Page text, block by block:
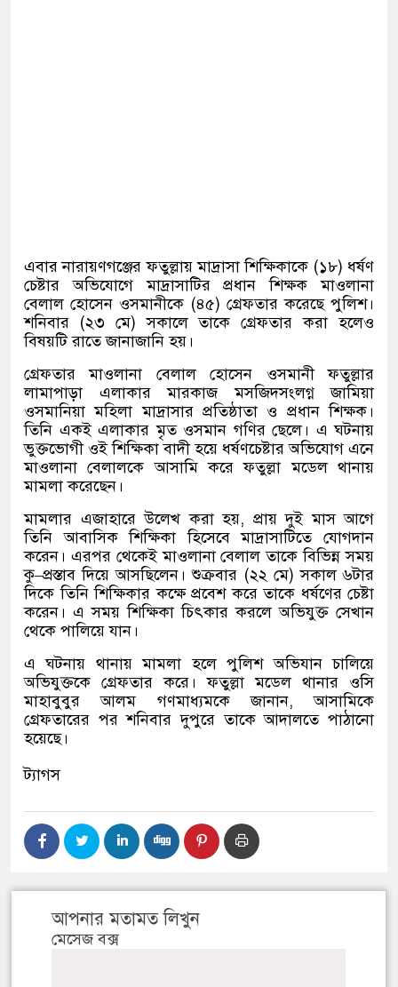
এবার নারায়ণগঞ্জের ফতুল্লায় মাদ্রাসা শিক্ষিকাকে (১৮)ধর্ষণ
চেষ্টার অভিযোগে মাদ্রাসাটির প্রধান শিক্ষক মাওলানা
বেলাল হোসেন ওসমানীকে (৪৫) গ্রেফতার করেছে পুলিশ।
শনিবার (২৩ মে)সকালে তাকে গ্রেফতার করা হলেও
বিষয়টি রাতে জানাজানি হয়।
গ্রেফতার মাওলানা বেলাল হোসেন ওসমানী ফতুল্লার
লামাপাড়া এলাকার মারকাজ মসজিদসংলগ্ন জামিয়া
ওসমানিয়া মহিলা মাদ্রাসার প্রতিষ্ঠাতা ও প্রধান শিক্ষক।
তিনি একই এলাকার মৃত ওসমান গণির ছেলে। এ ঘটনায়
ভুক্তভোগী ওই শিক্ষিকা বাদী হয়ে ধর্ষণচেষ্টার অভিযোগ এনে
মাওলানা বেলালকে আসামি করে ফতুল্লা মডেল থানায়
মামলা করেছেন।
মামলার এজাহারে উলেখ করা হয়, প্রায় দুই মাস আগে
তিনি আবাসিক শিক্ষিকা হিসেবে মাদ্রাসাটিতে যোগদান
করেন। এরপর থেকেই মাওলানা বেলাল তাকে বিভিন্ন সময়
কু–প্রস্তাব দিয়ে আসছিলেন। শুক্রবার (২২ মে)সকাল ৬টার
দিকে তিনি শিক্ষিকার কক্ষে প্রবেশ করে তাকে ধর্ষণের চেষ্টা
করেন। এ সময় শিক্ষিকা চিৎকার করলে অভিযুক্ত সেখান
থেকে পালিয়ে যান।
এ ঘটনায় থানায় মামলা হলে পুলিশ অভিযান চালিয়ে
অভিযুক্তকে গ্রেফতার করে। ফতুল্লা মডেল থানার ওসি
মাহাবুবুর আলম গণমাধ্যমকে জানান,আসামিকে
গ্রেফতারের পর শনিবার দুপুরে তাকে আদালতে পাঠানো
হয়েছে।
ট্যাগস
আপনার মতামত লিখুন
মেসেজ বক্স